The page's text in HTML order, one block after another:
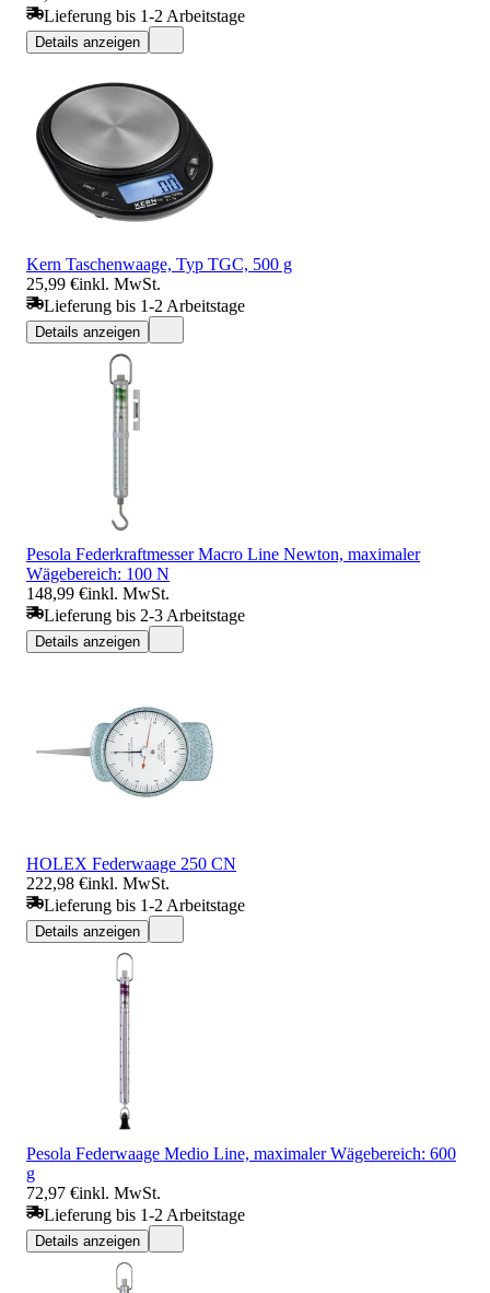
Lieferung bis 1-2 Arbeitstage
Details anzeigen
Kern Taschenwaage, Typ TGC, 500 g
25,99 €inkl. MwSt.
Lieferung bis 1-2 Arbeitstage
Details anzeigen
Pesola Federkraftmesser Macro Line Newton, maximaler
Wägebereich: 100 N
148,99 €inkl. MwSt.
Lieferung bis 2-3 Arbeitstage
Details anzeigen
HOLEX Federwaage 250 CN
222,98 €inkl. MwSt.
Lieferung bis 1-2 Arbeitstage
Details anzeigen
Pesola Federwaage Medio Line, maximaler Wägebereich: 600
g
72,97 €inkl. MwSt.
Lieferung bis 1-2 Arbeitstage
Details anzeigen